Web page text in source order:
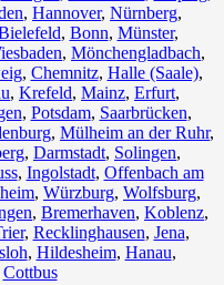
, Hannover, Nürnberg,
, Bonn, Münster,
, Mönchengladbach,
, Chemnitz⁠, Halle (Saale),
, Krefeld, Mainz, Erfurt,
, Potsdam, Saarbrücken,
, Mülheim an der Ruhr,
, Darmstadt, Solingen,
, Ingolstadt, Offenbach am
, Würzburg, Wolfsburg,
, Bremerhaven, Koblenz,
, Recklinghausen, Jena,
, Hildesheim, Hanau,
Cottbus